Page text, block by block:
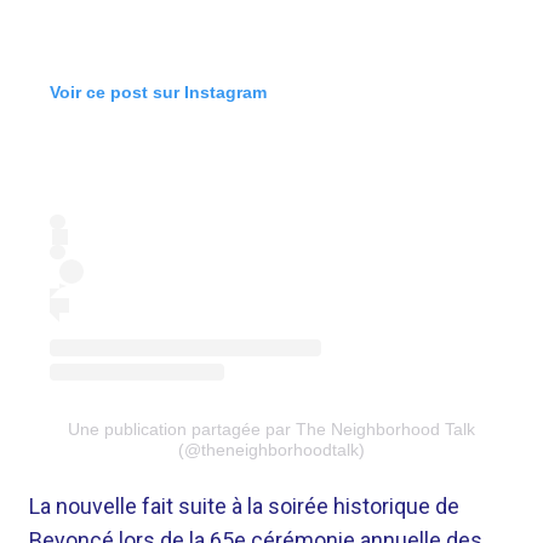
Voir ce post sur Instagram
Une publication partagée par The Neighborhood Talk
(@theneighborhoodtalk)
La nouvelle fait suite à la soirée historique de